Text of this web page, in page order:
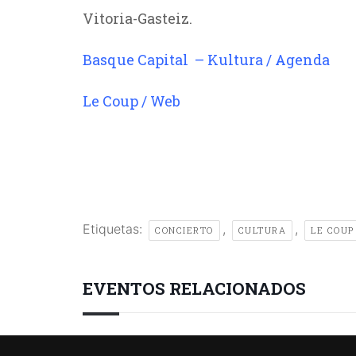
Vitoria-Gasteiz.
Basque Capital – Kultura / Agenda
Le Coup / Web
Etiquetas: CONCIERTO , CULTURA , LE COUP
EVENTOS RELACIONADOS